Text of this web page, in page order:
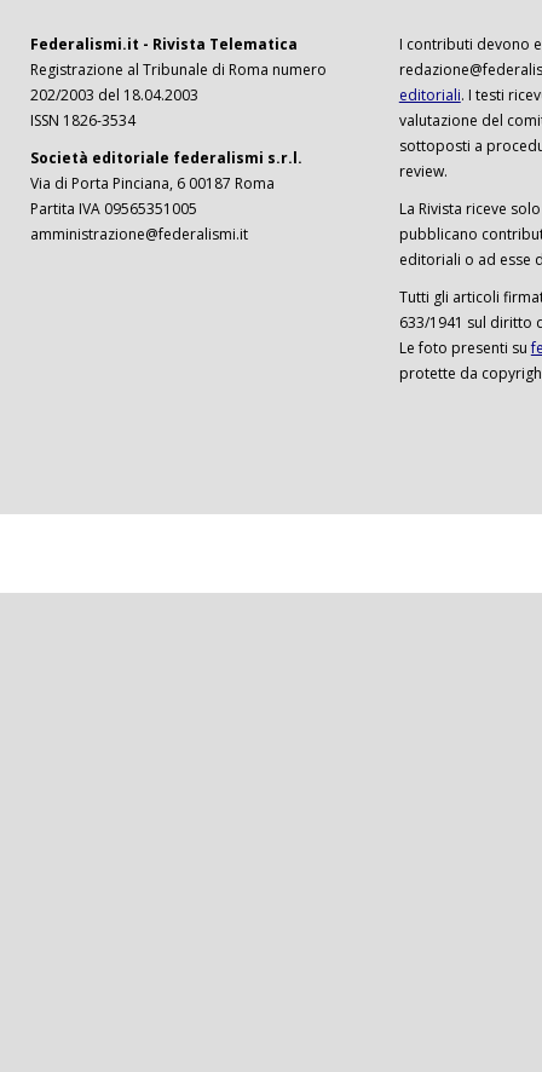
Federalismi.it - Rivista Telematica
Registrazione al Tribunale di Roma numero
202/2003 del 18.04.2003
ISSN 1826-3534
Società editoriale federalismi s.r.l.
Via di Porta Pinciana, 6 00187 Roma
Partita IVA 09565351005
amministrazione@federalismi.it
I contributi devono
editoriali. I testi
valutazione del
sottoposti a
review.
La Rivista riceve
pubblicano
editoriali o ad esse
Tutti gli articoli
633/1941 sul diritto
Le foto presenti su
protette da